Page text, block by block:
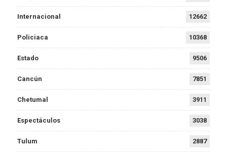
Internacional 12662
Policiaca 10368
Estado 9506
Cancún 7851
Chetumal 3911
Espectáculos 3038
Tulum 2887